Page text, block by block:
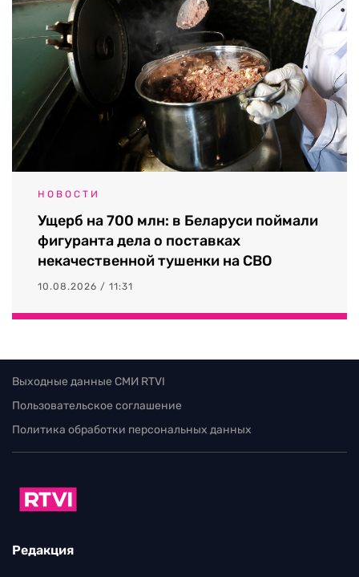
НОВОСТИ
Ущерб на 700 млн: в Беларуси поймали
фигуранта дела о поставках
некачественной тушенки на СВО
10.08.2026 / 11:31
Выходные данные СМИ RTVI
Пользовательское соглашение
Политика обработки персональных данных
Редакция